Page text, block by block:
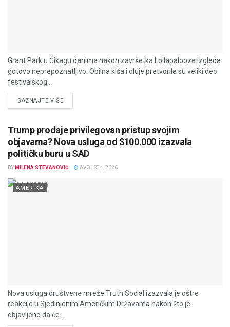
Grant Park u Čikagu danima nakon završetka Lollapalooze izgleda
gotovo neprepoznatljivo. Obilna kiša i oluje pretvorile su veliki deo
festivalskog...
SAZNAJTE VIŠEDETAILS
Trump prodaje privilegovan pristup svojim
objavama? Nova usluga od $100.000 izazvala
političku buru u SAD
BY MILENA STEVANOVIĆ AVGUST 4, 2026
AMERIKA
Nova usluga društvene mreže Truth Social izazvala je oštre
reakcije u Sjedinjenim Američkim Državama nakon što je
objavljeno da će...